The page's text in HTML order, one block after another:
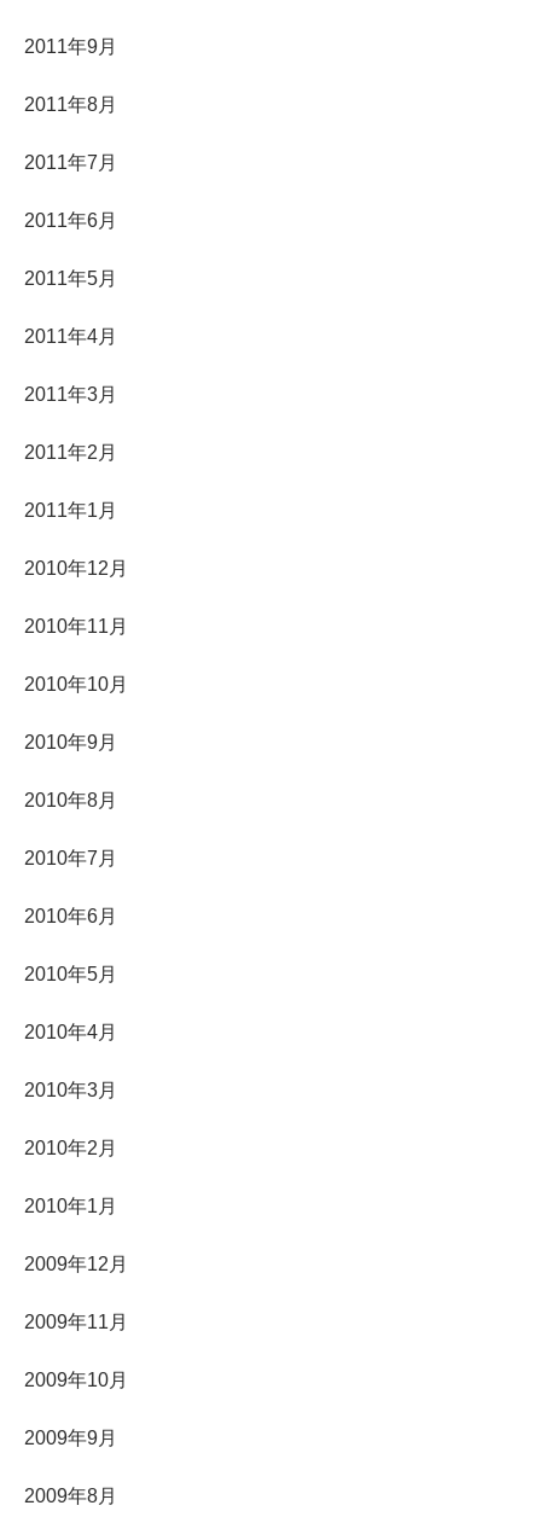
2011年9月
2011年8月
2011年7月
2011年6月
2011年5月
2011年4月
2011年3月
2011年2月
2011年1月
2010年12月
2010年11月
2010年10月
2010年9月
2010年8月
2010年7月
2010年6月
2010年5月
2010年4月
2010年3月
2010年2月
2010年1月
2009年12月
2009年11月
2009年10月
2009年9月
2009年8月